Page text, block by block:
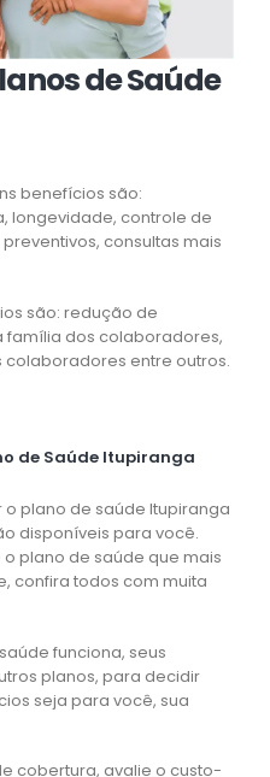
de Saúde
benefícios são:
longevidade, controle de
consultas mais
são: redução de
família dos colaboradores,
entre outros.
de Saúde Itupiranga
plano de saúde Itupiranga
disponíveis para você.
plano de saúde que mais
confira todos com muita
funciona, seus
planos, para decidir
seja para você, sua
cobertura, avalie o custo-